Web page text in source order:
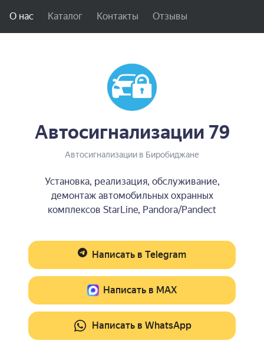
О нас Каталог Контакты Отзывы
Автосигнализации 79
Автосигнализации в Биробиджане
Установка, реализация, обслуживание,
демонтаж автомобильных охранных
комплексов StarLine, Pandora/Pandect
Написать в Telegram
Написать в MAX
Написать в WhatsApp